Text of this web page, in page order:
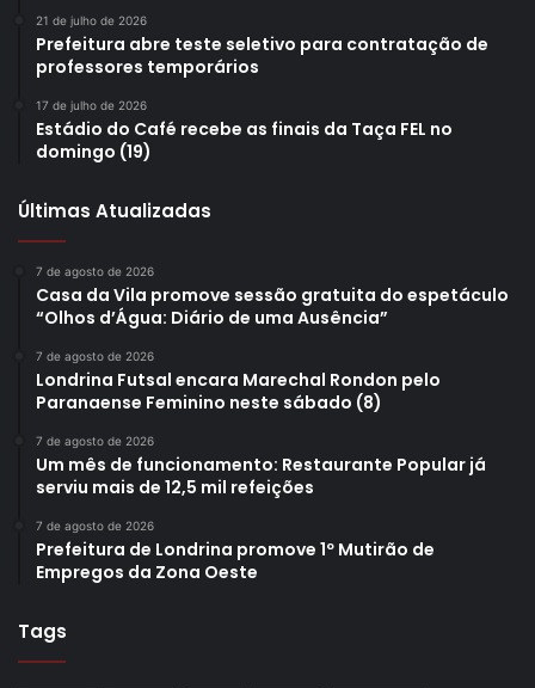
21 de julho de 2026
Prefeitura abre teste seletivo para contratação de
professores temporários
17 de julho de 2026
Estádio do Café recebe as finais da Taça FEL no
domingo (19)
Últimas Atualizadas
7 de agosto de 2026
Casa da Vila promove sessão gratuita do espetáculo
“Olhos d’Água: Diário de uma Ausência”
7 de agosto de 2026
Londrina Futsal encara Marechal Rondon pelo
Paranaense Feminino neste sábado (8)
7 de agosto de 2026
Um mês de funcionamento: Restaurante Popular já
serviu mais de 12,5 mil refeições
7 de agosto de 2026
Prefeitura de Londrina promove 1º Mutirão de
Empregos da Zona Oeste
Tags